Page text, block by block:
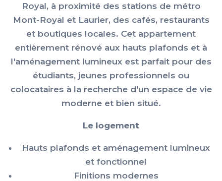
Royal, à proximité des stations de métro
Mont-Royal et Laurier, des cafés, restaurants
et boutiques locales. Cet appartement
entièrement rénové aux hauts plafonds et à
l'aménagement lumineux est parfait pour des
étudiants, jeunes professionnels ou
colocataires à la recherche d'un espace de vie
moderne et bien situé.
Le logement
Hauts plafonds et aménagement lumineux
et fonctionnel
Finitions modernes